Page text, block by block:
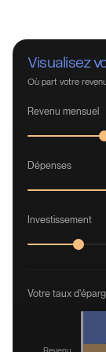
Visualisez
Où part votre
Revenu mensuel
Dépenses
Investissement
Votre taux